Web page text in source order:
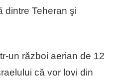
dintre Teheran şi
un război aerian de 12
că vor lovi din